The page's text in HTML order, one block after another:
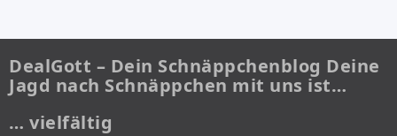
DealGott – Dein Schnäppchenblog Deine
Jagd nach Schnäppchen mit uns ist…
… vielfältig